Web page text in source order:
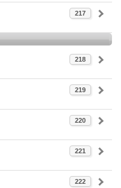
217
218
219
220
221
222